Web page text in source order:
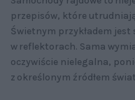
przepisów, które
Świetnym przykładem jest
w reflektorach. Sama
oczywiście nielegalna,
z określonym źródłem